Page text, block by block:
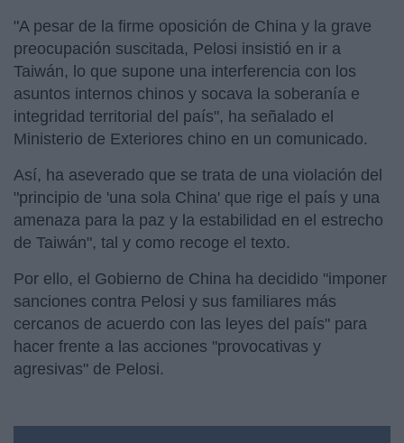
"A pesar de la firme oposición de China y la grave
preocupación suscitada, Pelosi insistió en ir a
Taiwán, lo que supone una interferencia con los
asuntos internos chinos y socava la soberanía e
integridad territorial del país", ha señalado el
Ministerio de Exteriores chino en un comunicado.
Así, ha aseverado que se trata de una violación del
"principio de 'una sola China' que rige el país y una
amenaza para la paz y la estabilidad en el estrecho
de Taiwán", tal y como recoge el texto.
Por ello, el Gobierno de China ha decidido "imponer
sanciones contra Pelosi y sus familiares más
cercanos de acuerdo con las leyes del país" para
hacer frente a las acciones "provocativas y
agresivas" de Pelosi.